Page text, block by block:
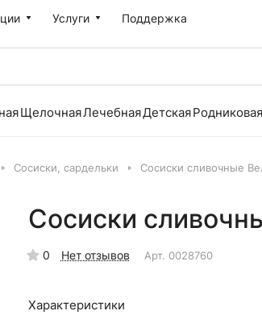
Услуги Поддержка
ЩелочнаяЛечебнаяДетскаяРодниковая
Сосиски, сардельки Сосиски сливочные
Сосиски
0 Нет отзывов Арт. 0028760
Характеристики